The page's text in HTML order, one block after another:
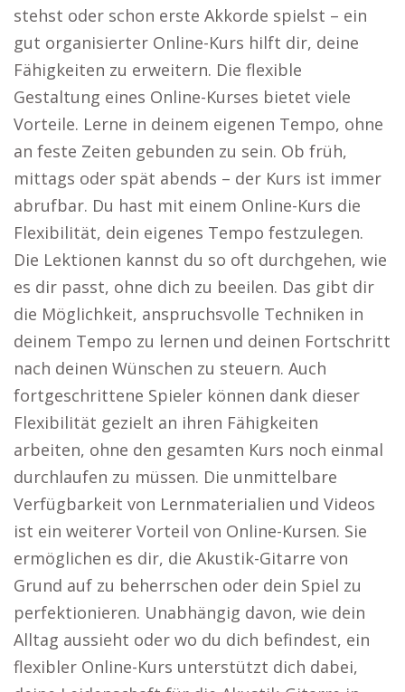
stehst oder schon erste Akkorde spielst – ein
gut organisierter Online-Kurs hilft dir, deine
Fähigkeiten zu erweitern. Die flexible
Gestaltung eines Online-Kurses bietet viele
Vorteile. Lerne in deinem eigenen Tempo, ohne
an feste Zeiten gebunden zu sein. Ob früh,
mittags oder spät abends – der Kurs ist immer
abrufbar. Du hast mit einem Online-Kurs die
Flexibilität, dein eigenes Tempo festzulegen.
Die Lektionen kannst du so oft durchgehen, wie
es dir passt, ohne dich zu beeilen. Das gibt dir
die Möglichkeit, anspruchsvolle Techniken in
deinem Tempo zu lernen und deinen Fortschritt
nach deinen Wünschen zu steuern. Auch
fortgeschrittene Spieler können dank dieser
Flexibilität gezielt an ihren Fähigkeiten
arbeiten, ohne den gesamten Kurs noch einmal
durchlaufen zu müssen. Die unmittelbare
Verfügbarkeit von Lernmaterialien und Videos
ist ein weiterer Vorteil von Online-Kursen. Sie
ermöglichen es dir, die Akustik-Gitarre von
Grund auf zu beherrschen oder dein Spiel zu
perfektionieren. Unabhängig davon, wie dein
Alltag aussieht oder wo du dich befindest, ein
flexibler Online-Kurs unterstützt dich dabei,